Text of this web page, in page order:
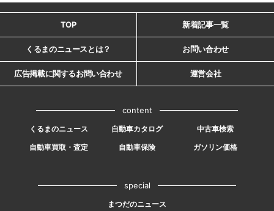
TOP 新着記事一覧
くるまのニュースとは？ お問い合わせ
広告掲載に関するお問い合わせ 運営会社
content
くるまのニュース 自動車カタログ
中古車検索
自動車買取・査定
自動車保険 ガソリン価格
special
まつだのニュース